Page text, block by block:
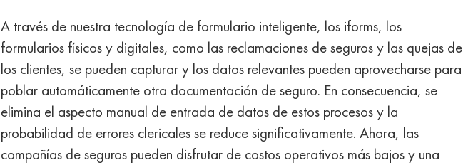
A través de nuestra tecnología de formulario inteligente, los iforms, los
formularios físicos y digitales, como las reclamaciones de seguros y las quejas de
los clientes, se pueden capturar y los datos relevantes pueden aprovecharse para
poblar automáticamente otra documentación de seguro. En consecuencia, se
elimina el aspecto manual de entrada de datos de estos procesos y la
probabilidad de errores clericales se reduce significativamente. Ahora, las
compañías de seguros pueden disfrutar de costos operativos más bajos y una